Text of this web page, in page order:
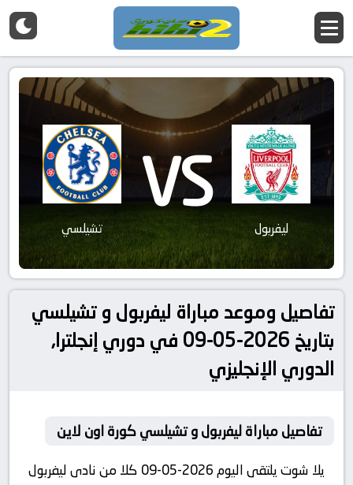
ليفربول VS تشيلسي
تفاصيل وموعد مباراة ليفربول و تشيلسي
بتاريخ 2026-05-09 في دوري إنجلترا,
الدوري الإنجليزي
تفاصيل مباراة ليفربول و تشيلسي كورة اون لاين
يلا شوت يلتقى اليوم 2026-05-09 كلا من نادى ليفربول